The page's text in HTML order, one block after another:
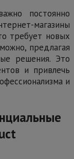
постоянно
магазины
требует новых
предлагая
решения. Это
и привлечь
и